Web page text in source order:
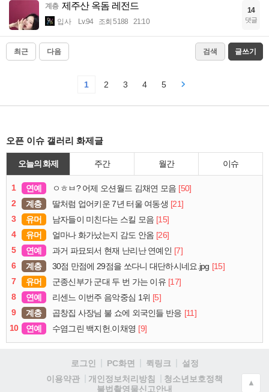
계층 제주산 옥돔 레전드
입사 Lv.94 조회 5188 21:10
14
댓글
최근 다음 검색 글쓰기
1 2 3 4 5
오픈 이슈 갤러리 화제글
오늘의 화제 주간 월간 이슈
1 연예 ㅇㅎㅂ? 어제 오션월드 김채연 모음 [50]
2
계층 딸처럼 업어키운 7년 터울 여동생 [21]
3
유머 남자들이 미친다는 스킬 모음 [15]
4
유머 얼마나 화가났는지 감도 안옴 [26]
5
연예 과거 파묘되서 현재 난리난 연예인 [7]
6
계층 30점 만점에 29점을 쏘다니 대단하시네요.jpg [15]
7
유머 군종신부가 군대 두 번 가는 이유 [17]
8
연예 리센느 이번주 음악중심 1위 [5]
9
계층 곱창집 사장님 불 쇼에 외국인들 반응 [11]
10
연예 수염그린 백지헌.이채영 [9]
로그인 PC화면 퀵링크
설정
이용약관
개인정보처리방침
청소년보호정책
불법촬영물신고안내
▲